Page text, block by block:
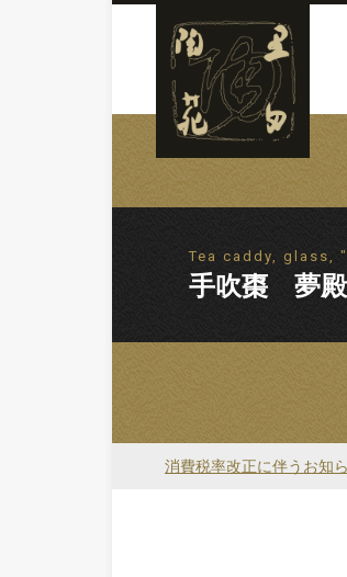
Tea caddy, glass,
手吹棗 夢殿
消費税率改正に伴うお知